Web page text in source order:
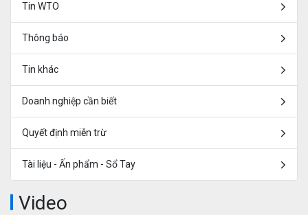
Tin WTO
Thông báo
Tin khác
Doanh nghiệp cần biết
Quyết định miễn trừ
Tài liệu - Ấn phẩm - Sổ Tay
Video